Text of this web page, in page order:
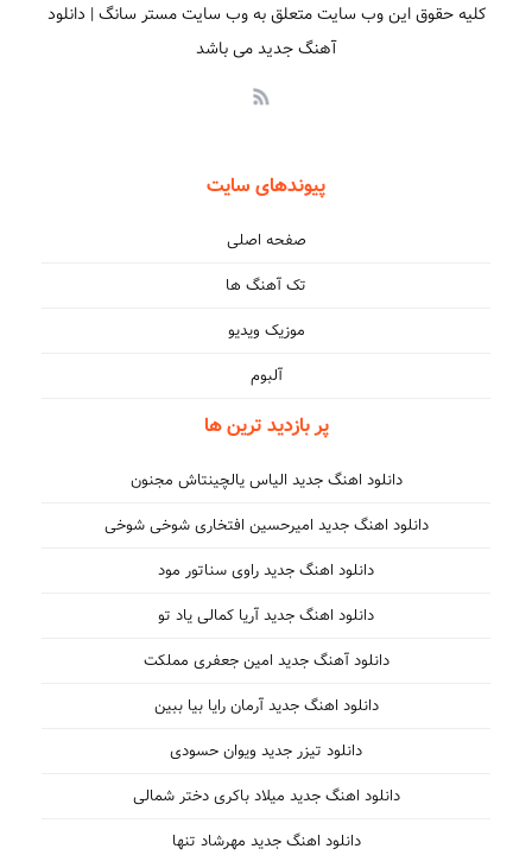
کلیه حقوق این وب سایت متعلق به وب سایت مستر سانگ | دانلود
آهنگ جدید می باشد
پیوندهای سایت
صفحه اصلی
تک آهنگ ها
موزیک ویدیو
آلبوم
پر بازدید ترین ها
دانلود اهنگ جدید الیاس یالچینتاش مجنون
دانلود اهنگ جدید امیرحسین افتخاری شوخی شوخی
دانلود اهنگ جدید راوی سناتور مود
دانلود اهنگ جدید آریا کمالی یاد تو
دانلود آهنگ جدید امین جعفری مملکت
دانلود اهنگ جدید آرمان رایا بیا ببین
دانلود تیزر جدید ویوان حسودی
دانلود اهنگ جدید میلاد باکری دختر شمالی
دانلود اهنگ جدید مهرشاد تنها